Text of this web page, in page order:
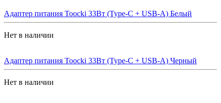
Адаптер питания Toocki 33Вт (Type-C + USB-A) Белый
Нет в наличии
Адаптер питания Toocki 33Вт (Type-C + USB-A) Черный
Нет в наличии